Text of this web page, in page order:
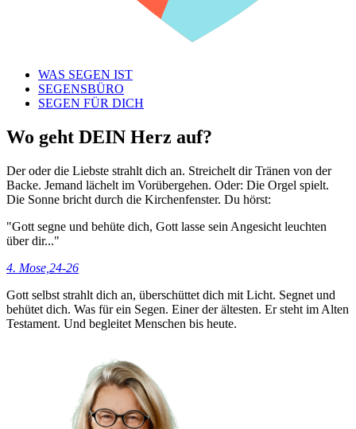
WAS SEGEN IST
SEGENSBÜRO
SEGEN FÜR DICH
Wo geht DEIN Herz auf?
Der oder die Liebste strahlt dich an. Streichelt dir Tränen von der
Backe. Jemand lächelt im Vorübergehen. Oder: Die Orgel spielt.
Die Sonne bricht durch die Kirchenfenster. Du hörst:
"Gott segne und behüte dich, Gott lasse sein Angesicht leuchten
über dir..."
4. Mose,24-26
Gott selbst strahlt dich an, überschüttet dich mit Licht. Segnet und
behütet dich. Was für ein Segen. Einer der ältesten. Er steht im Alten
Testament. Und begleitet Menschen bis heute.